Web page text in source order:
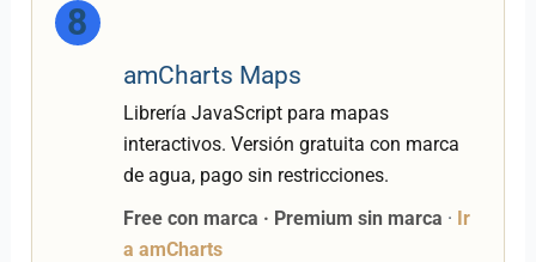
8
amCharts Maps
Librería JavaScript para mapas
interactivos. Versión gratuita con marca
de agua, pago sin restricciones.
Free con marca · Premium sin marca · Ir
a amCharts